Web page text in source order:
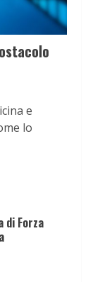
e
lo
di Forza